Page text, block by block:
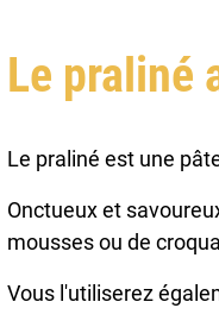
Le praliné
Le praliné est une
Onctueux et
mousses ou de
Vous l'utiliserez